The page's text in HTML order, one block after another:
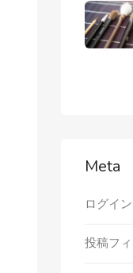
Meta
ログイン
投稿フ